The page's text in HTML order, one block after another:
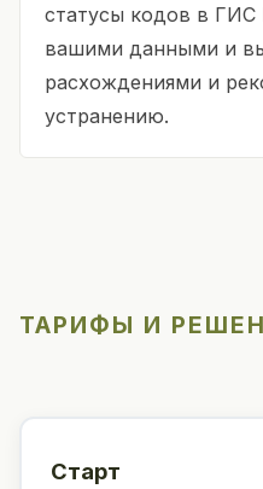
статусы кодов в
вашими данными и
расхождениями и
устранению.
ТАРИФЫ И
Старт